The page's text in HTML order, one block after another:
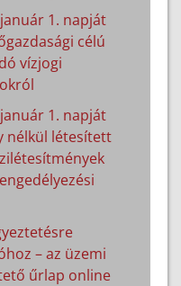
1. napját
célú
vízjogi
1. napját
nélkül létesített
– az üzemi
űrlap online